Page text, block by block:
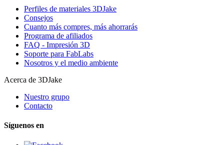
Perfiles de materiales 3DJake
Consejos
Cuanto más compres, más ahorrarás
Programa de afiliados
FAQ - Impresión 3D
Soporte para FabLabs
Nosotros y el medio ambiente
Acerca de 3DJake
Nuestro grupo
Contacto
Síguenos en